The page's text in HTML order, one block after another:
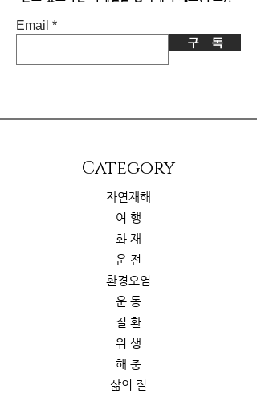
Email
구 독
​Category
자연재해
여 행
화 재
운 전
환경오염
운 동
질 환
위 생
해 충
삶의 질